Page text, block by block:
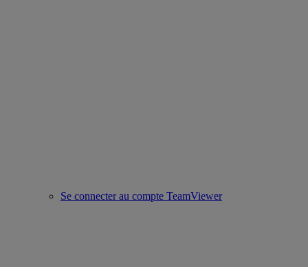
Se connecter au compte TeamViewer